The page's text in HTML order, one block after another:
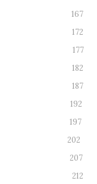
167
172
177
182
187
192
197
202
207
212